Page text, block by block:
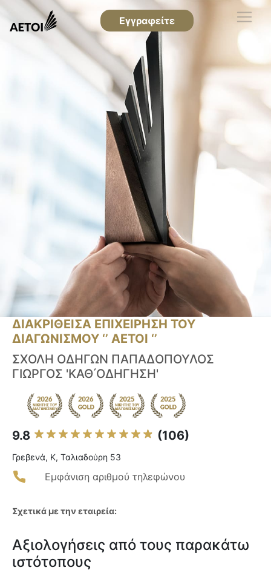
Εγγραφείτε
ΔΙΑΚΡΙΘΕΙΣΑ ΕΠΙΧΕΙΡΗΣΗ ΤΟΥ
ΔΙΑΓΩΝΙΣΜΟΥ ‘’ ΑΕΤΟΙ ‘’
ΣΧΟΛΗ ΟΔΗΓΩΝ ΠΑΠΑΔΟΠΟΥΛΟΣ
ΓΙΩΡΓΟΣ 'ΚΑΘ ́ΟΔΗΓΗΣΗ'
9.8 (106)
Γρεβενά, Κ, Ταλιαδούρη 53
Εμφάνιση αριθμού τηλεφώνου
Σχετικά με την εταιρεία:
Αξιολογήσεις από τους παρακάτω
ιστότοπους